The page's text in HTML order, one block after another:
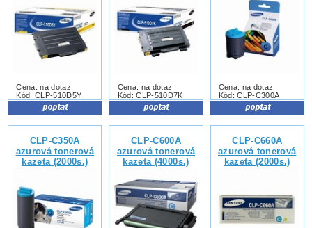
Cena: na dotaz
Kód: CLP-510D5Y
Cena: na dotaz
Kód: CLP-510D7K
Cena: na dotaz
Kód: CLP-C300A
CLP-C350A
azurová tonerová
kazeta (2000s.)
CLP-C600A
azurová tonerová
kazeta (4000s.)
CLP-C660A
azurová tonerová
kazeta (2000s.)